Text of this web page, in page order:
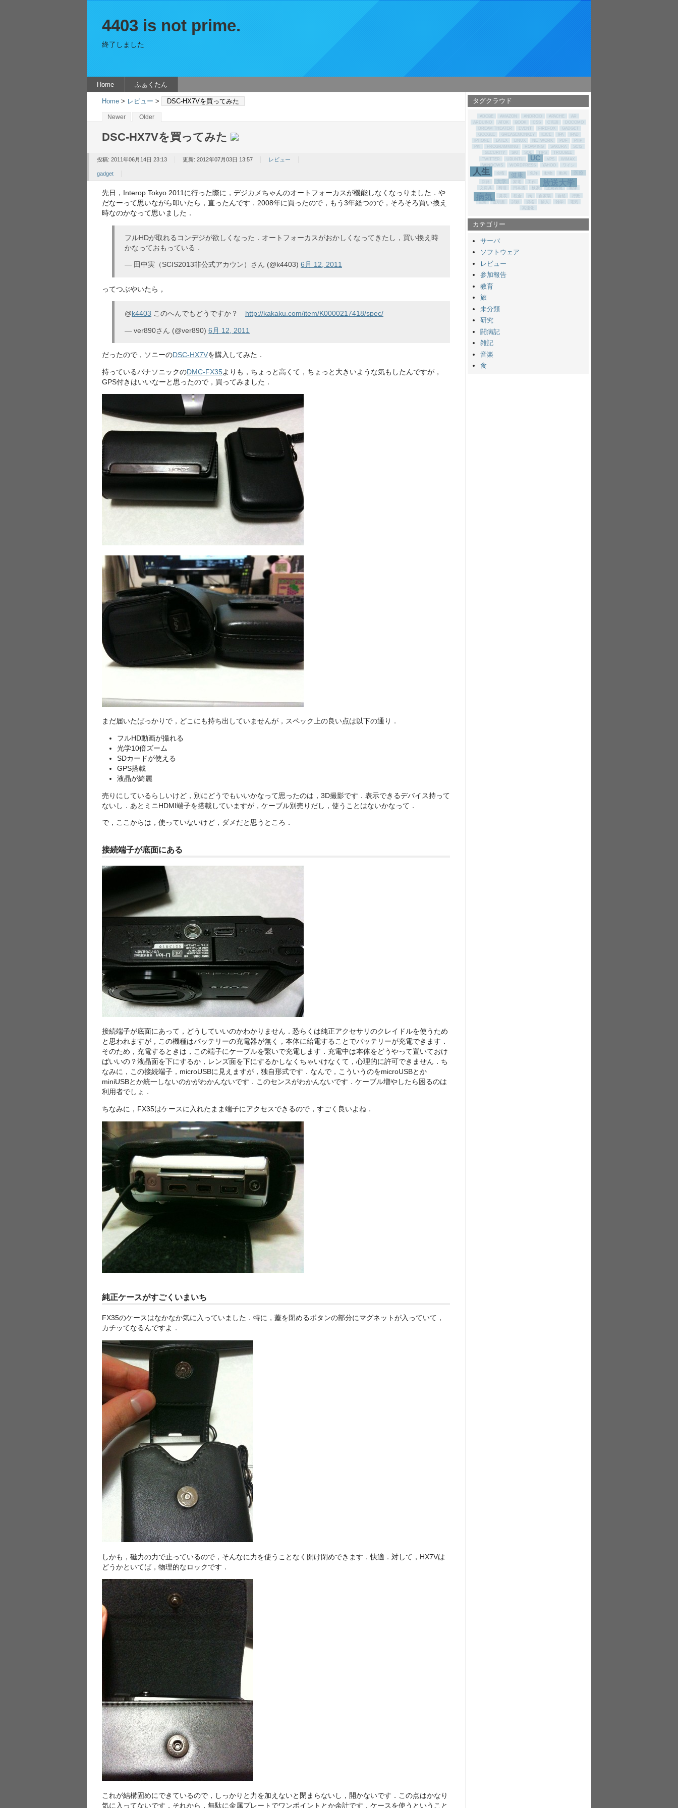
4403 is not prime.
終了しました
Home ふぁくたん
Home > レビュー > DSC-HX7Vを買ってみた
Newer Older
DSC-HX7Vを買ってみた
投稿: 2011年06月14日 23:13 更新: 2012年07月03日 13:57 レビュー
gadget
先日，Interop Tokyo 2011に行った際に，デジカメちゃんのオートフォーカスが機能しなくなっりました．や
だなーって思いながら叩いたら，直ったんです．2008年に買ったので，もう3年経つので，そろそろ買い換え
時なのかなって思いました．
フルHDが取れるコンデジが欲しくなった．オートフォーカスがおかしくなってきたし，買い換え時
かなっておもっている．
— 田中実（SCIS2013非公式アカウン）さん (@k4403) 6月 12, 2011
ってつぶやいたら，
@ k4403 このへんでもどうですか？ http://kakaku.com/item/K0000217418/spec/
— ver890さん (@ver890) 6月 12, 2011
だったので，ソニーのDSC-HX7Vを購入してみた．
持っているパナソニックのDMC-FX35よりも，ちょっと高くて，ちょっと大きいような気もしたんですが，
GPS付きはいいなーと思ったので，買ってみました．
まだ届いたばっかりで，どこにも持ち出していませんが，スペック上の良い点は以下の通り．
フルHD動画が撮れる
光学10倍ズーム
SDカードが使える
GPS搭載
液晶が綺麗
売りにしているらしいけど，別にどうでもいいかなって思ったのは，3D撮影です．表示できるデバイス持って
ないし．あとミニHDMI端子を搭載していますが，ケーブル別売りだし，使うことはないかなって．
で，ここからは，使っていないけど，ダメだと思うところ．
接続端子が底面にある
接続端子が底面にあって，どうしていいのかわかりません．恐らくは純正アクセサリのクレイドルを使うため
と思われますが，この機種はバッテリーの充電器が無く，本体に給電することでバッテリーが充電できます．
そのため，充電するときは，この端子にケーブルを繋いで充電します．充電中は本体をどうやって置いておけ
ばいいの？液晶面を下にするか，レンズ面を下にするかしなくちゃいけなくて，心理的に許可できません．ち
なみに，この接続端子，microUSBに見えますが，独自形式です．なんで，こういうのをmicroUSBとか
miniUSBとか統一しないのかがわかんないです．このセンスがわかんないです．ケーブル増やしたら困るのは
利用者でしょ．
ちなみに，FX35はケースに入れたまま端子にアクセスできるので，すごく良いよね．
純正ケースがすごくいまいち
FX35のケースはなかなか気に入っていました．特に，蓋を閉めるボタンの部分にマグネットが入っていて，
カチッてなるんですよ．
しかも，磁力の力で止っているので，そんなに力を使うことなく開け閉めできます．快適．対して，HX7Vは
どうかといてば，物理的なロックです．
これが結構固めにできているので，しっかりと力を加えないと閉まらないし，開かないです．この点はかなり
気に入ってないです．それから，無駄に金属プレートでワンポイントとか余計です．ケースを使うということ
タグクラウド
ADOBE AMAZON ANDROID APACHE
AR
ARDUINO
ATOK BOOK CSS C言語
DOCOMO
DREAM THEATER
EVENT FIREFOX
GADGET
GOOGLE
GREASEMONKEY IEICE IPA
IPAD
IPHONE
LATEX LINUX NETWORK PDF
PHP
PKI
PROGRAMMING ROAMING SAKURA
SCIS
SECURITY
SKI SQL TIPS
TROUBLE
TWITTER
UBUNTU UC VPS
WIMAX
WINDOWS
WORDPRESS YAHOO ワイン
人生 健康 免許 動物 動画 医療
回路 家電 工作 放送大学
文房具 日本酒 検索 正規表現 画像
病気 発表 税金 肉 自家製 自然
行政
言葉
証明書 資格 輸入
高速化
カテゴリー
サーバ
ソフトウェア
レビュー
参加報告
教育
旅
未分類
研究
闘病記
雑記
音楽
食